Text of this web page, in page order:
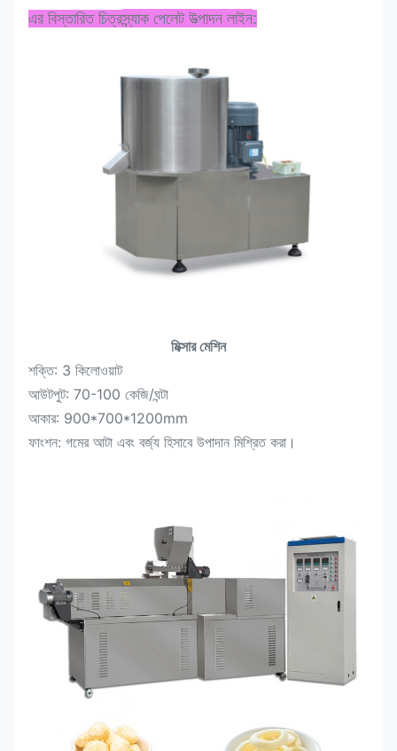
এর বিস্তারিত চিত্রস্ন্যাক পেলেট উত্পাদন লাইন:
মিক্সার মেশিন
শক্তি: 3 কিলোওয়াট
আউটপুট: 70-100 কেজি/ঘন্টা
আকার: 900*700*1200mm
ফাংশন: গমের আটা এবং বর্জ্য হিসাবে উপাদান মিশ্রিত করা।